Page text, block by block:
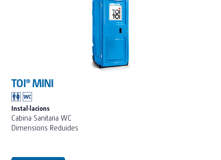
TOI® MINI
Instal·lacions
Cabina Sanitaria WC
Dimensions Reduides